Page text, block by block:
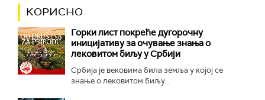
КОРИСНО
Горки лист покреће дугорочну
иницијативу за очување знања о
лековитом биљу у Србији
Србија је вековима била земља у којој се
знање о лековитом биљу...